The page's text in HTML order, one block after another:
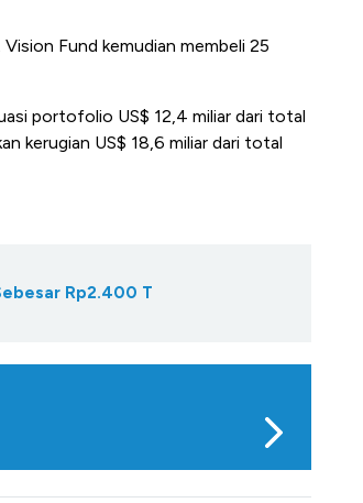
Fund kemudian membeli 25
portofolio US$ 12,4 miliar dari total
kerugian US$ 18,6 miliar dari total
Rp2.400 T